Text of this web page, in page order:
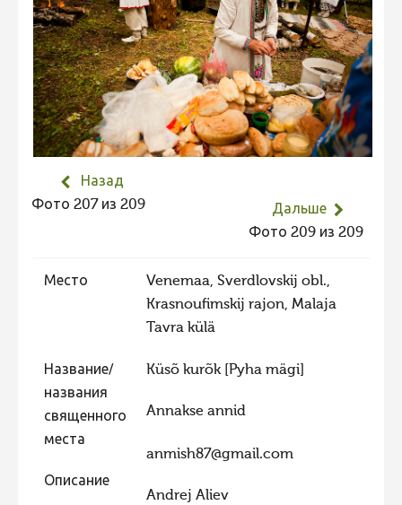
Фотоконкурс 2024
Не учитываются 2024
Видео 2024
Фотоконкурс 2023
Не учитываются 2023
Фотоконкурс 2021
Фотоконкурс 2019
Фотоконкурс 2018
Фотоконкурс 2017
Назад
Фото 207 из 209
Дальше
Фото 209 из 209
Место
Venemaa, Sverdlovskij obl.,
Krasnoufimskij rajon, Malaja
Tavra külä
Название/
названия
священного
места
Küsõ kurõk [Pyha mägi]
Описание
Annakse annid
anmish87@gmail.com
Andrej Aliev